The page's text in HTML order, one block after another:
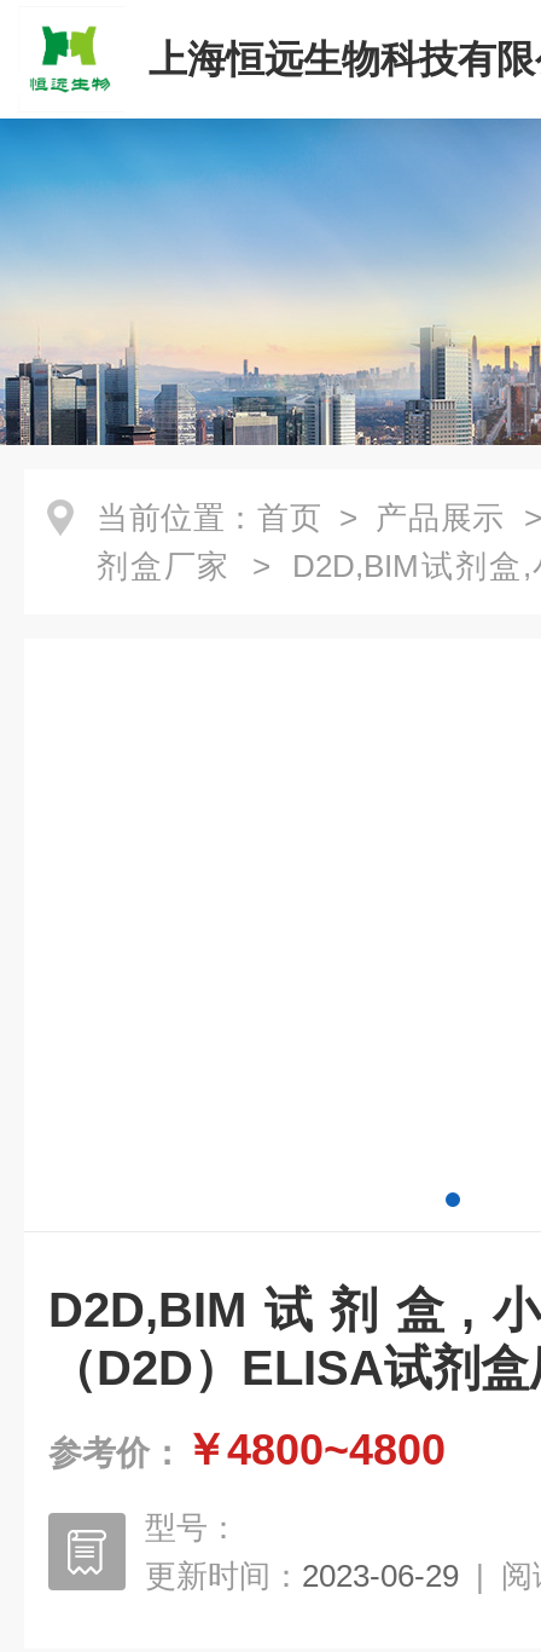
上海恒远生物科技有
当前位置： 首页 > 产品展示
剂盒厂家
> D2D,BIM试剂盒,
D2D,BIM试剂盒,
（D2D）ELISA试剂
参考价： ￥4800~4800
型号：
更新时间： 2023-06-29 | 阅